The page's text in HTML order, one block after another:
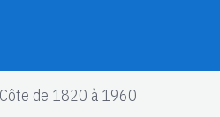
de 1820 à 1960